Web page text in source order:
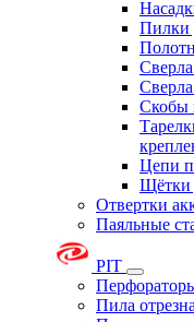
Пилки
Скобы
Цепи
Щётки
Отвертки
Паяльные
PIT
Пила